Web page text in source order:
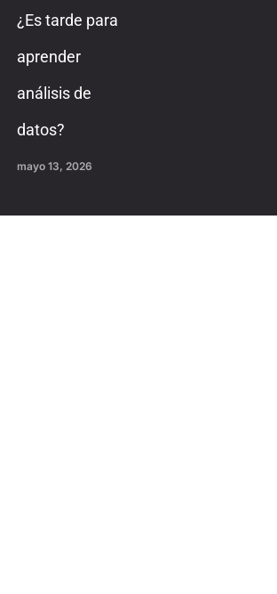
¿Es tarde para
aprender
análisis de
datos?
mayo 13, 2026